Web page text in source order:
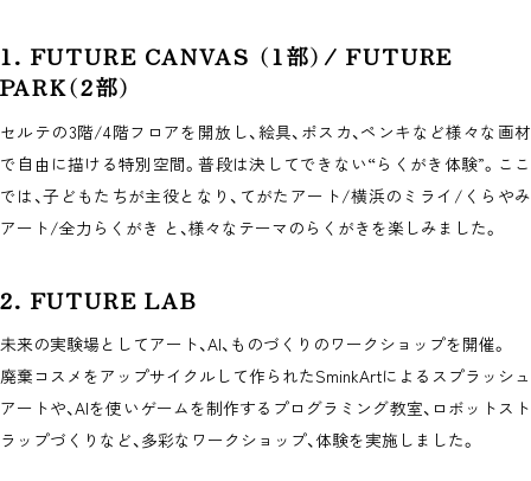
1. FUTURE CANVAS （1部）/ FUTURE
PARK（2部）
セルテの3階/4階フロアを開放し、絵具、ポスカ、ペンキなど様々な画材
で自由に描ける特別空間。普段は決してできない“らくがき体験”。ここ
では、子どもたちが主役となり、てがたアート/横浜のミライ/くらやみ
アート/全力らくがき と、様々なテーマのらくがきを楽しみました。
2. FUTURE LAB
未来の実験場としてアート、AI、ものづくりのワークショップを開催。
廃棄コスメをアップサイクルして作られたSminkArtによるスプラッシュ
アートや、AIを使いゲームを制作するプログラミング教室、ロボットスト
ラップづくりなど、多彩なワークショップ、体験を実施しました。